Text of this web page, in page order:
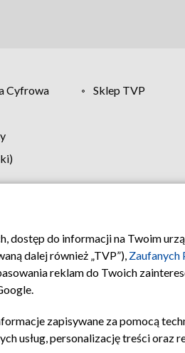
Cyfrowa
Sklep TVP
Kontakt
dostęp do informacji na Twoim
dalej również „TVP”), Zaufanych
reklam do Twoich
zapisywane za pomocą
usług, personalizację treści oraz